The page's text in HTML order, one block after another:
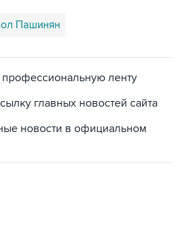
Пашинян
профессиональную ленту
главных новостей сайта
новости в официальном